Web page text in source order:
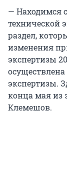
— Находимся
технической
раздел,
изменения
экспертизы
экспертизы.
конца мая из
Клемешов.